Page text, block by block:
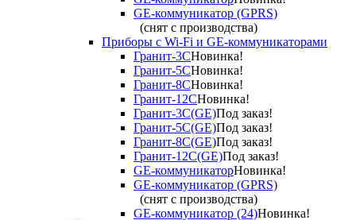
GE-коммуникатор (GPRS)
(снят с производства)
Приборы с Wi-Fi и GE-коммуникаторами
Гранит-3СНовинка!
Гранит-5СНовинка!
Гранит-8СНовинка!
Гранит-12СНовинка!
Гранит-3С(GE)Под заказ!
Гранит-5С(GE)Под заказ!
Гранит-8С(GE)Под заказ!
Гранит-12С(GE)Под заказ!
GE-коммуникаторНовинка!
GE-коммуникатор (GPRS)
(снят с производства)
GE-коммуникатор (24)Новинка!